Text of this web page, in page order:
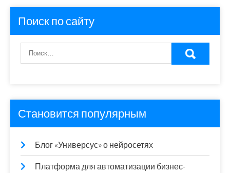
Поиск по сайту
Становится популярным
Блог «Универсус» о нейросетях
Платформа для автоматизации бизнес-